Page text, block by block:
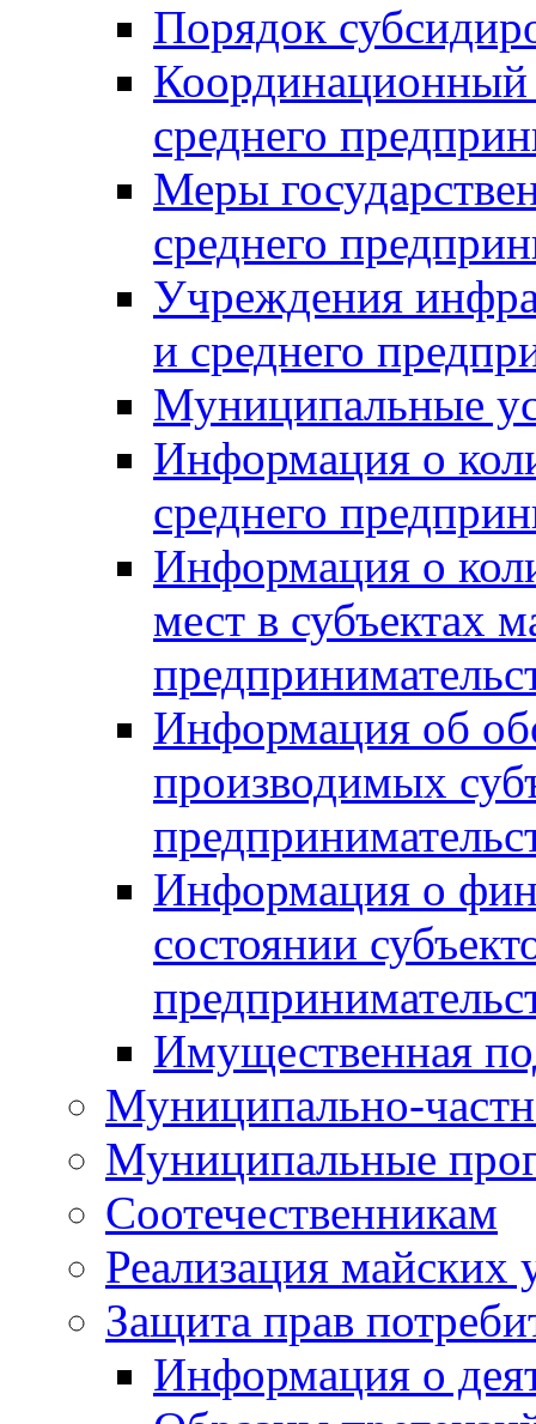
Порядок
Координационный
среднего
Меры
среднего
Учреждения
и среднего
Муниципальные
Информация о
среднего
Информация о
мест в субъектах
Информация об
производимых
Информация о
состоянии
Имущественная
Муниципально-
Муниципальные
Соотечественникам
Реализация майских
Защита прав
Информация о